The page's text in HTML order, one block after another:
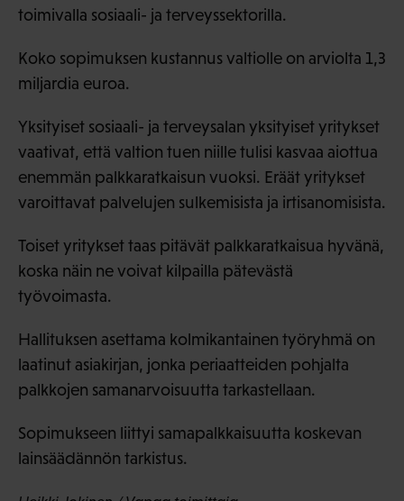
toimivalla sosiaali- ja terveyssektorilla.
Koko sopimuksen kustannus valtiolle on arviolta 1,3
miljardia euroa.
Yksityiset sosiaali- ja terveysalan yksityiset yritykset
vaativat, että valtion tuen niille tulisi kasvaa aiottua
enemmän palkkaratkaisun vuoksi. Eräät yritykset
varoittavat palvelujen sulkemisista ja irtisanomisista.
Toiset yritykset taas pitävät palkkaratkaisua hyvänä,
koska näin ne voivat kilpailla pätevästä
työvoimasta.
Hallituksen asettama kolmikantainen työryhmä on
laatinut asiakirjan, jonka periaatteiden pohjalta
palkkojen samanarvoisuutta tarkastellaan.
Sopimukseen liittyi samapalkkaisuutta koskevan
lainsäädännön tarkistus.